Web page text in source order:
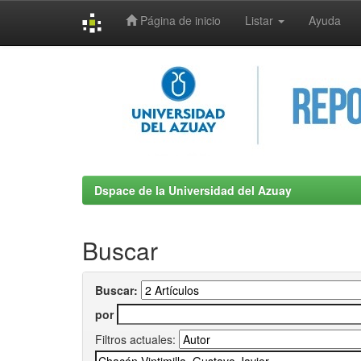
Página de inicio Listar Ayuda
Dspace de la Universidad del Azuay
Buscar
Buscar:
por
Filtros actuales: